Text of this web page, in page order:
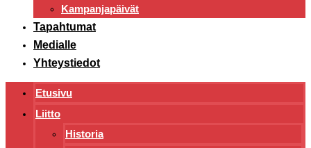
Kampanjapäivät
Tapahtumat
Medialle
Yhteystiedot
Etusivu
Liitto
Historia